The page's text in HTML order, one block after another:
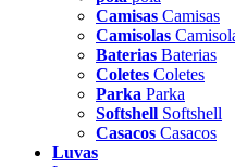
Camisas Camisas
Camisolas
Baterias Baterias
Coletes Coletes
Parka Parka
Softshell Softshell
Casacos Casacos
Luvas